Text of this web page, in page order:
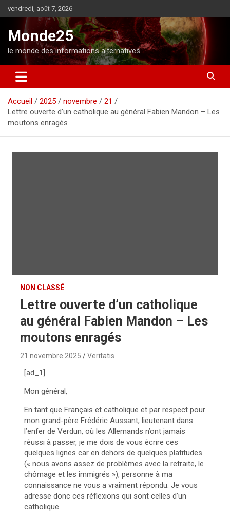
l
o
n
vendredi, août 7, 2026
Monde25
le monde des informations alternatives
Accueil 2025 novembre
21
Lettre ouverte d’un catholique au général Fabien Mandon – Les
moutons enragés
NON CLASSÉ
Lettre ouverte d’un catholique
au général Fabien Mandon – Les
moutons enragés
21 novembre 2025 Veritatis
[ad_1]
Mon général,
En tant que Français et catholique et par respect pour
mon grand-père Frédéric Aussant, lieutenant dans
l’enfer de Verdun, où les Allemands n’ont jamais
réussi à passer, je me dois de vous écrire ces
quelques lignes car en dehors de quelques platitudes
(« nous avons assez de problèmes avec la retraite, le
chômage et les immigrés »), personne à ma
connaissance ne vous a vraiment répondu. Je vous
adresse donc ces réflexions qui sont celles d’un
catholique.